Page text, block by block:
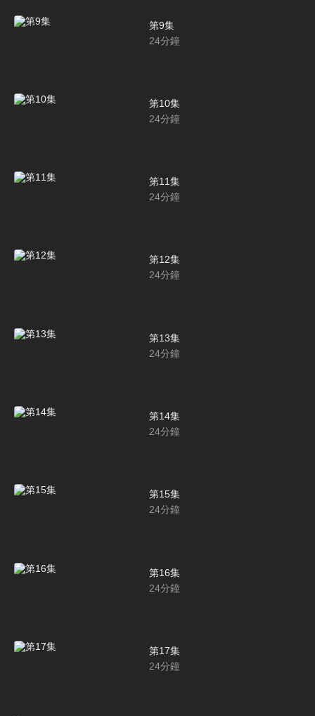
第9集
24分鐘
第10集
24分鐘
第11集
24分鐘
第12集
24分鐘
第13集
24分鐘
第14集
24分鐘
第15集
24分鐘
第16集
24分鐘
第17集
24分鐘